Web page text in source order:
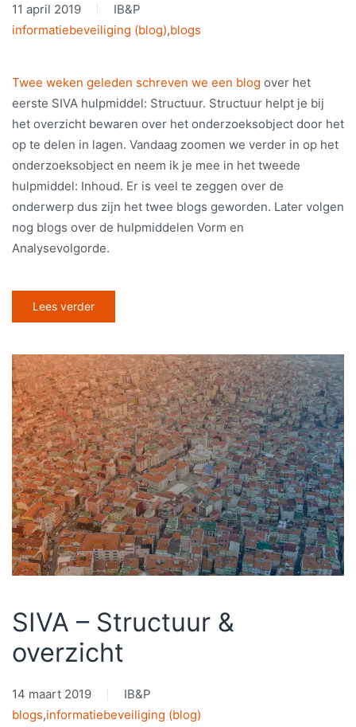
11 april 2019
IB&P
informatiebeveiliging (blog),blogs
Twee weken geleden schreven we een blog over het
eerste SIVA hulpmiddel: Structuur. Structuur helpt je bij
het overzicht bewaren over het onderzoeksobject door het
op te delen in lagen. Vandaag zoomen we verder in op het
onderzoeksobject en neem ik je mee in het tweede
hulpmiddel: Inhoud. Er is veel te zeggen over de
onderwerp dus zijn het twee blogs geworden. Later volgen
nog blogs over de hulpmiddelen Vorm en
Analysevolgorde.
Lees verder
SIVA – Structuur &
overzicht
14 maart 2019
IB&P
blogs,informatiebeveiliging (blog)